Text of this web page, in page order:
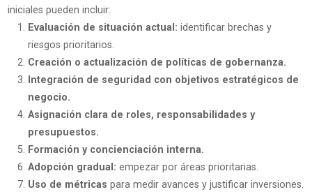
iniciales pueden incluir:
Evaluación de situación actual: identificar brechas y
riesgos prioritarios.
Creación o actualización de políticas de gobernanza.
Integración de seguridad con objetivos estratégicos de
negocio.
Asignación clara de roles, responsabilidades y
presupuestos.
Formación y concienciación interna.
Adopción gradual: empezar por áreas prioritarias.
Uso de métricas para medir avances y justificar inversiones.